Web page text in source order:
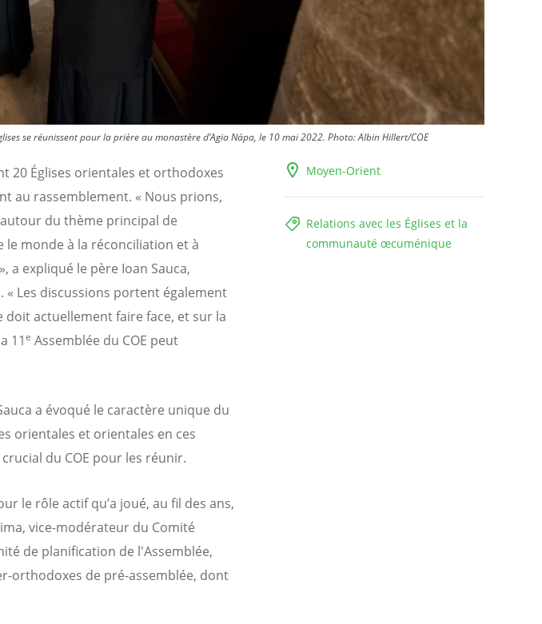
se réunissent pour la prière au monastère d’Agia Nápa, le 10 mai 2022. Photo:Albin Hillert/COE
Moyen-Orient
Relations avec les Églises et la
communauté œcuménique
20 Églises orientales et orthodoxes
au rassemblement. « Nous prions,
du thème principal de
le monde à la réconciliation et à
a expliqué le père Ioan Sauca,
« Les discussions portent également
actuellement faire face, et sur la
11e Assemblée du COE peut
a évoqué le caractère unique du
orientales et orientales en ces
du COE pour les réunir.
le rôle actif qu’a joué, au fil des ans,
vice-modérateur du Comité
de planification de l'Assemblée,
orthodoxes de pré-assemblée, dont